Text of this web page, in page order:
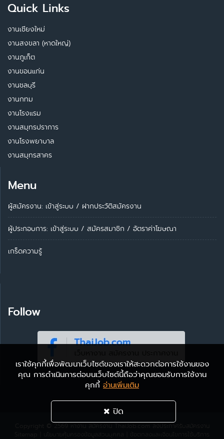
Quick Links
งานเชียงใหม่
งานสงขลา (หาดใหญ่)
งานภูเก็ต
งานขอนแก่น
งานชลบุรี
งานกทม
งานโรงแรม
งานสมุทรปราการ
งานโรงพยาบาล
งานสมุทรสาคร
Menu
ผู้สมัครงาน: เข้าสู่ระบบ / ฝากประวัติสมัครงาน
ผู้ประกอบการ: เข้าสู่ระบบ / สมัครสมาชิก / อัตราค่าโฆษณา
เกร็ดความรู้
Follow
เราใช้คุกกี้เพื่อพัฒนาเว็บไซต์ของเราให้สะดวกต่อการใช้งานของ
คุณ การดำเนินการต่อบนเว็บไซต์นี้ถือว่าคุณยอมรับการใช้งาน
คุกกี้ อ่านเพิ่มเติม
ปิด